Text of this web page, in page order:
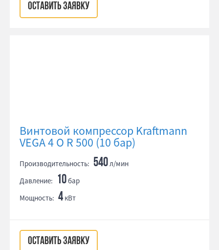
ОСТАВИТЬ ЗАЯВКУ
Винтовой компрессор Kraftmann
VEGA 4 O R 500 (10 бар)
Производительность: 540л/мин
Давление: 10бар
Мощность: 4 кВт
ОСТАВИТЬ ЗАЯВКУ